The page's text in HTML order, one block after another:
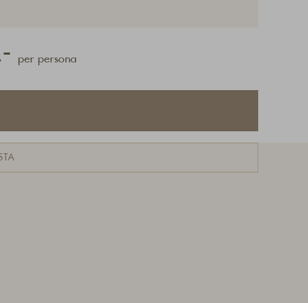
per persona